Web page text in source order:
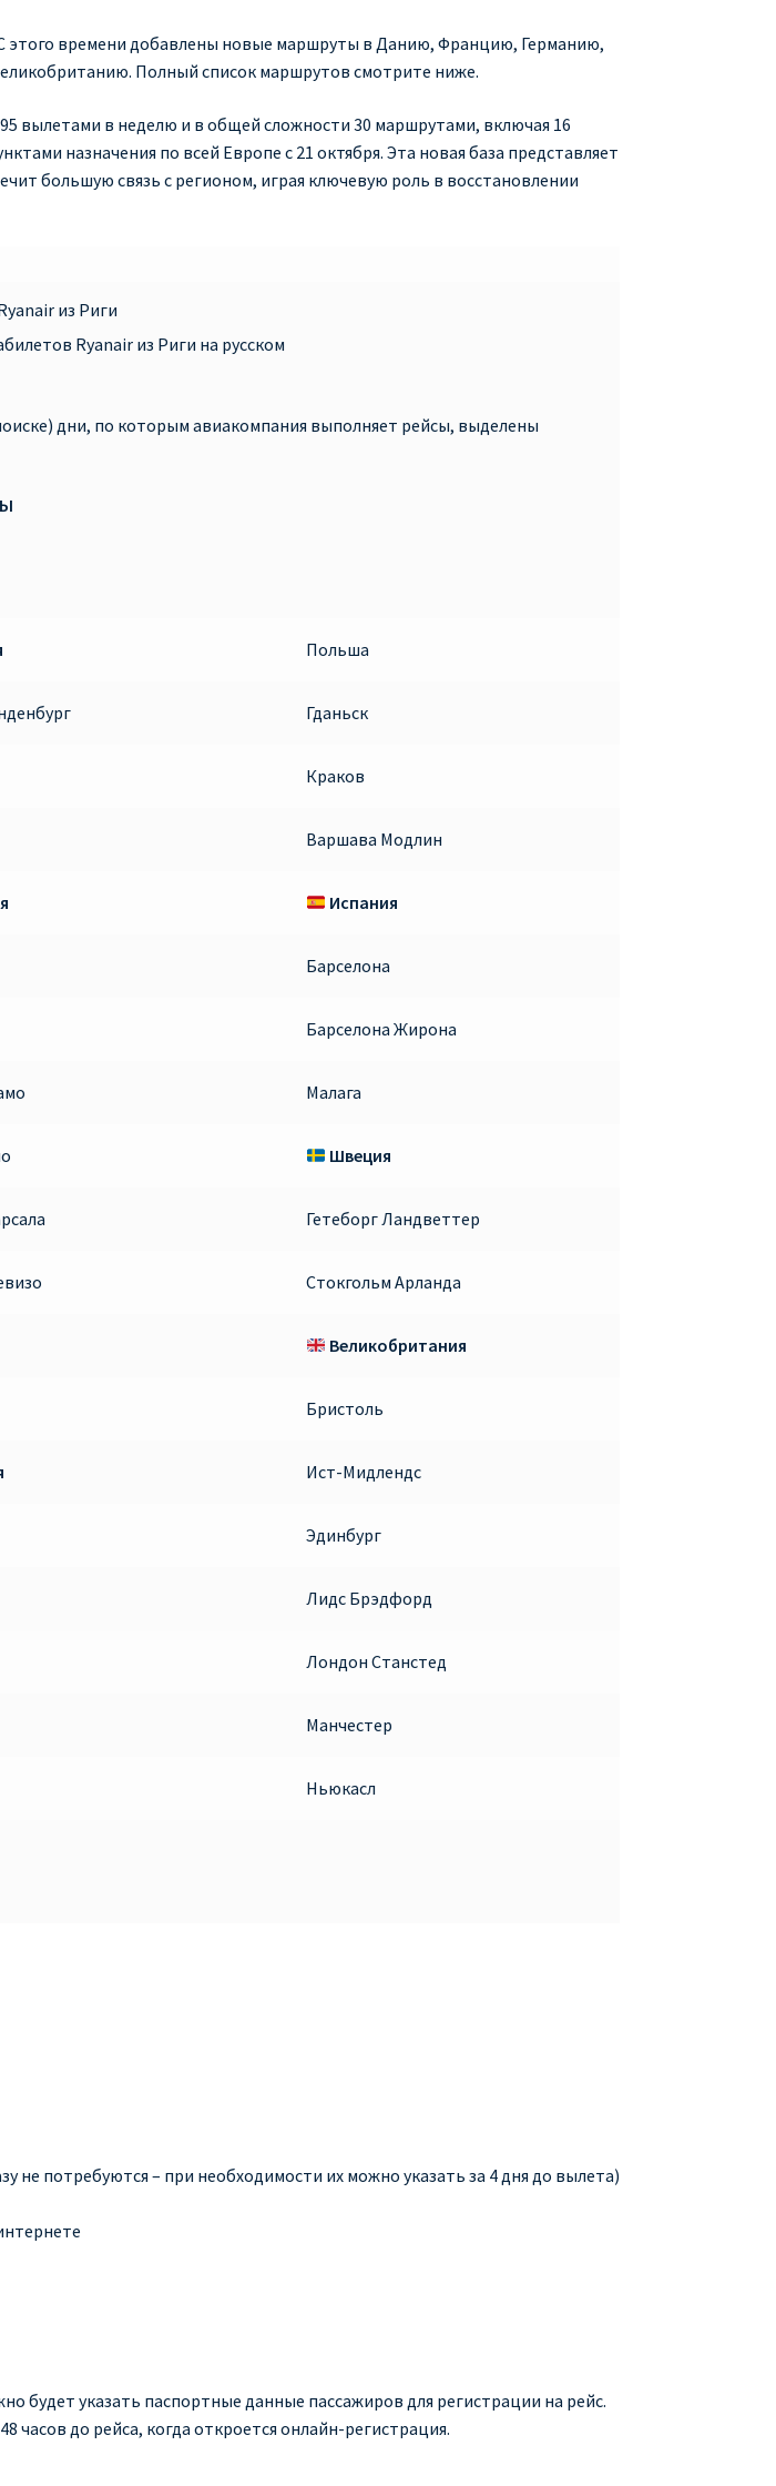
этого времени добавлены новые маршруты в Данию, Францию, Германию,
Полный список маршрутов смотрите ниже.
вылетами в неделю и в общей сложности 30 маршрутами, включая 16
назначения по всей Европе с 21 октября. Эта новая база представляет
большую связь с регионом, играя ключевую роль в восстановлении
из Риги
Ryanair из Риги на русском
дни, по которым авиакомпания выполняет рейсы, выделены
Польша
Гданьск
Краков
Варшава Модлин
Испания
Барселона
Барселона Жирона
Малага
Швеция
Гетеборг Ландветтер
Стокгольм Арланда
Великобритания
Бристоль
Ист-Мидлендс
Эдинбург
Лидс Брэдфорд
Лондон Станстед
Манчестер
Ньюкасл
потребуются – при необходимости их можно указать за 4 дня до вылета)
будет указать паспортные данные пассажиров для регистрации на рейс.
часов до рейса, когда откроется онлайн-регистрация.